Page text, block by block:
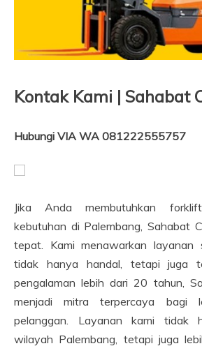
Kontak Kami | Sahabat
Hubungi VIA WA 081222555757
Jika Anda membutuhkan
kebutuhan di Palembang, Sahabat
tepat. Kami menawarkan
tidak hanya handal, tetapi juga
pengalaman lebih dari 20 tahun,
menjadi mitra terpercaya bagi
pelanggan. Layanan kami tidak
wilayah Palembang, tetapi juga